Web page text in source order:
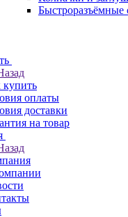
Быстроразъёмные
купить
оплаты
доставки
на товар